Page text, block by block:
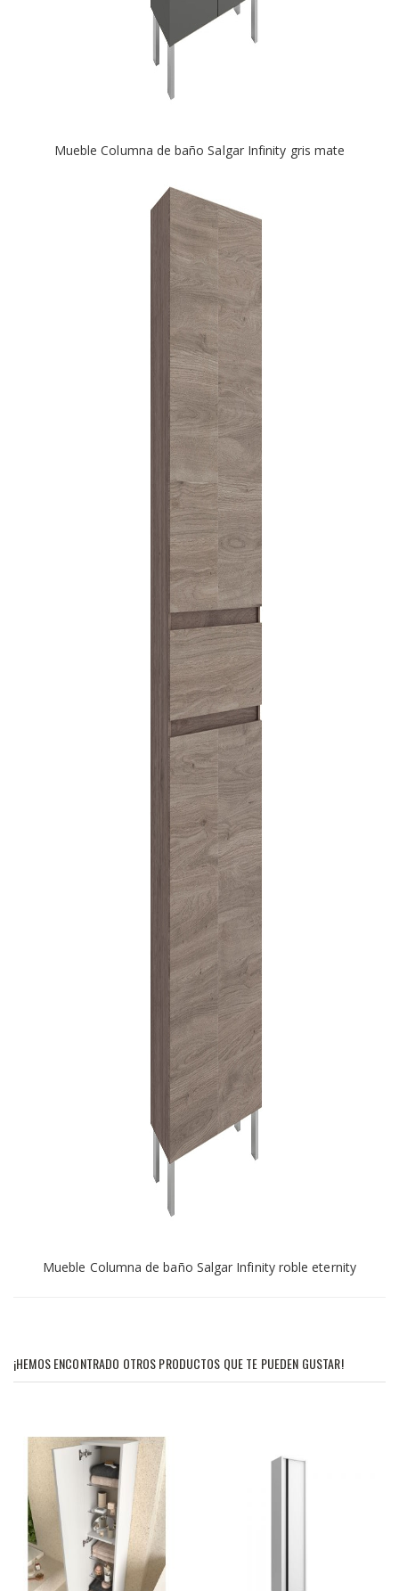
Mueble Columna de baño Salgar Infinity gris mate
Mueble Columna de baño Salgar Infinity roble eternity
¡HEMOS ENCONTRADO OTROS PRODUCTOS QUE TE PUEDEN GUSTAR!